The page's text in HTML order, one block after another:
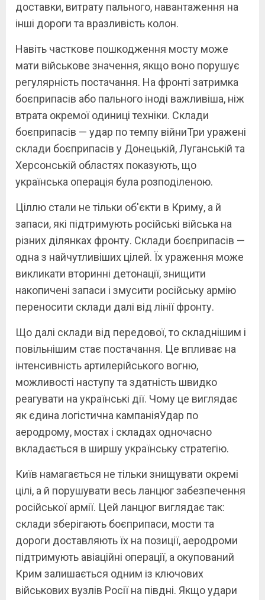
доставки, витрату пального, навантаження на
інші дороги та вразливість колон.
Навіть часткове пошкодження мосту може
мати військове значення, якщо воно порушує
регулярність постачання. На фронті затримка
боєприпасів або пального іноді важливіша, ніж
втрата окремої одиниці техніки. Склади
боєприпасів — удар по темпу війниТри уражені
склади боєприпасів у Донецькій, Луганській та
Херсонській областях показують, що
українська операція була розподіленою.
Ціллю стали не тільки об'єкти в Криму, а й
запаси, які підтримують російські війська на
різних ділянках фронту. Склади боєприпасів —
одна з найчутливіших цілей. Їх ураження може
викликати вторинні детонації, знищити
накопичені запаси і змусити російську армію
переносити склади далі від лінії фронту.
Що далі склади від передової, то складнішим і
повільнішим стає постачання. Це впливає на
інтенсивність артилерійського вогню,
можливості наступу та здатність швидко
реагувати на українські дії. Чому це виглядає
як єдина логістична кампаніяУдар по
аеродрому, мостах і складах одночасно
вкладається в ширшу українську стратегію.
Київ намагається не тільки знищувати окремі
цілі, а й порушувати весь ланцюг забезпечення
російської армії. Цей ланцюг виглядає так:
склади зберігають боєприпаси, мости та
дороги доставляють їх на позиції, аеродроми
підтримують авіаційні операції, а окупований
Крим залишається одним із ключових
військових вузлів Росії на півдні. Якщо удари